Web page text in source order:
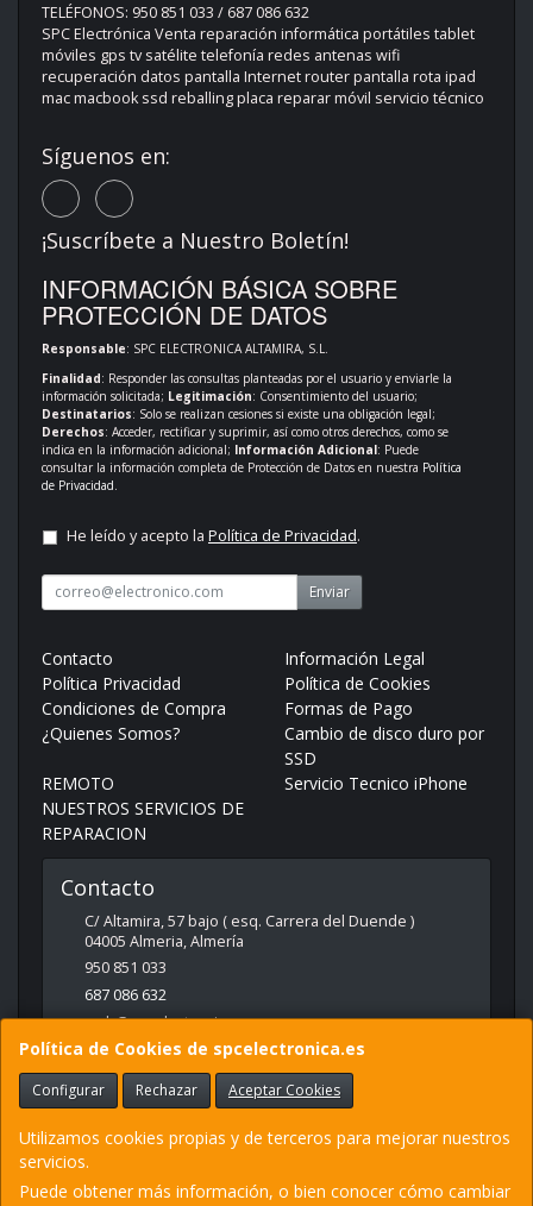
Política de Cookies de spcelectronica.es
Configurar Rechazar Aceptar Cookies
Utilizamos cookies propias y de terceros para mejorar nuestros
servicios.
Puede obtener más información, o bien conocer cómo cambiar
TELÉFONOS: 950 851 033 / 687 086 632
SPC Electrónica Venta reparación informática portátiles tablet
móviles gps tv satélite telefonía redes antenas wifi
recuperación datos pantalla Internet router pantalla rota ipad
mac macbook ssd reballing placa reparar móvil servicio técnico
Síguenos en:
¡Suscríbete a Nuestro Boletín!
INFORMACIÓN BÁSICA SOBRE
PROTECCIÓN DE DATOS
Responsable: SPC ELECTRONICA ALTAMIRA, S.L.
Finalidad: Responder las consultas planteadas por el usuario y enviarle la
información solicitada; Legitimación: Consentimiento del usuario;
Destinatarios: Solo se realizan cesiones si existe una obligación legal;
Derechos: Acceder, rectificar y suprimir, así como otros derechos, como se
indica en la información adicional; Información Adicional: Puede
consultar la información completa de Protección de Datos en nuestra Política
de Privacidad
He leído y acepto la Política de Privacidad.
Enviar
Contacto
Información Legal
Política Privacidad
Política de Cookies
Condiciones de Compra
Formas de Pago
¿Quienes Somos?
Cambio de disco duro por
SSD
REMOTO
Servicio Tecnico iPhone
NUESTROS SERVICIOS DE
REPARACION
Contacto
C/ Altamira, 57 bajo ( esq. Carrera del Duende )
04005 Almeria,Almería
950 851 033
687 086 632
web@spcelectronica.es
Horario
9:30 - 14:00 Y 17:00 - 21:00